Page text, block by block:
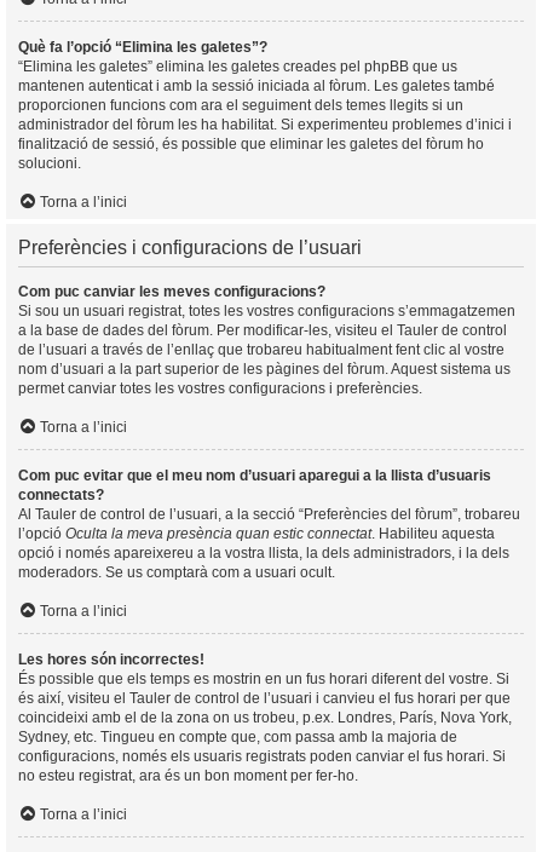
Què fa l’opció “Elimina les galetes”?
“Elimina les galetes” elimina les galetes creades pel phpBB que us
mantenen autenticat i amb la sessió iniciada al fòrum. Les galetes també
proporcionen funcions com ara el seguiment dels temes llegits si un
administrador del fòrum les ha habilitat. Si experimenteu problemes d’inici i
finalització de sessió, és possible que eliminar les galetes del fòrum ho
solucioni.
Torna a l’inici
Preferències i configuracions de l’usuari
Com puc canviar les meves configuracions?
Si sou un usuari registrat, totes les vostres configuracions s’emmagatzemen
a la base de dades del fòrum. Per modificar-les, visiteu el Tauler de control
de l’usuari a través de l’enllaç que trobareu habitualment fent clic al vostre
nom d’usuari a la part superior de les pàgines del fòrum. Aquest sistema us
permet canviar totes les vostres configuracions i preferències.
Torna a l’inici
Com puc evitar que el meu nom d’usuari aparegui a la llista d’usuaris
connectats?
Al Tauler de control de l’usuari, a la secció “Preferències del fòrum”, trobareu
l’opció Oculta la meva presència quan estic connectat. Habiliteu aquesta
opció i només apareixereu a la vostra llista, la dels administradors, i la dels
moderadors. Se us comptarà com a usuari ocult.
Torna a l’inici
Les hores són incorrectes!
És possible que els temps es mostrin en un fus horari diferent del vostre. Si
és així, visiteu el Tauler de control de l’usuari i canvieu el fus horari per que
coincideixi amb el de la zona on us trobeu, p.ex. Londres, París, Nova York,
Sydney, etc. Tingueu en compte que, com passa amb la majoria de
configuracions, només els usuaris registrats poden canviar el fus horari. Si
no esteu registrat, ara és un bon moment per fer-ho.
Torna a l’inici